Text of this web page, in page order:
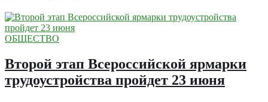
ОБЩЕСТВО
Второй этап Всероссийской ярмарки
трудоустройства пройдет 23 июня